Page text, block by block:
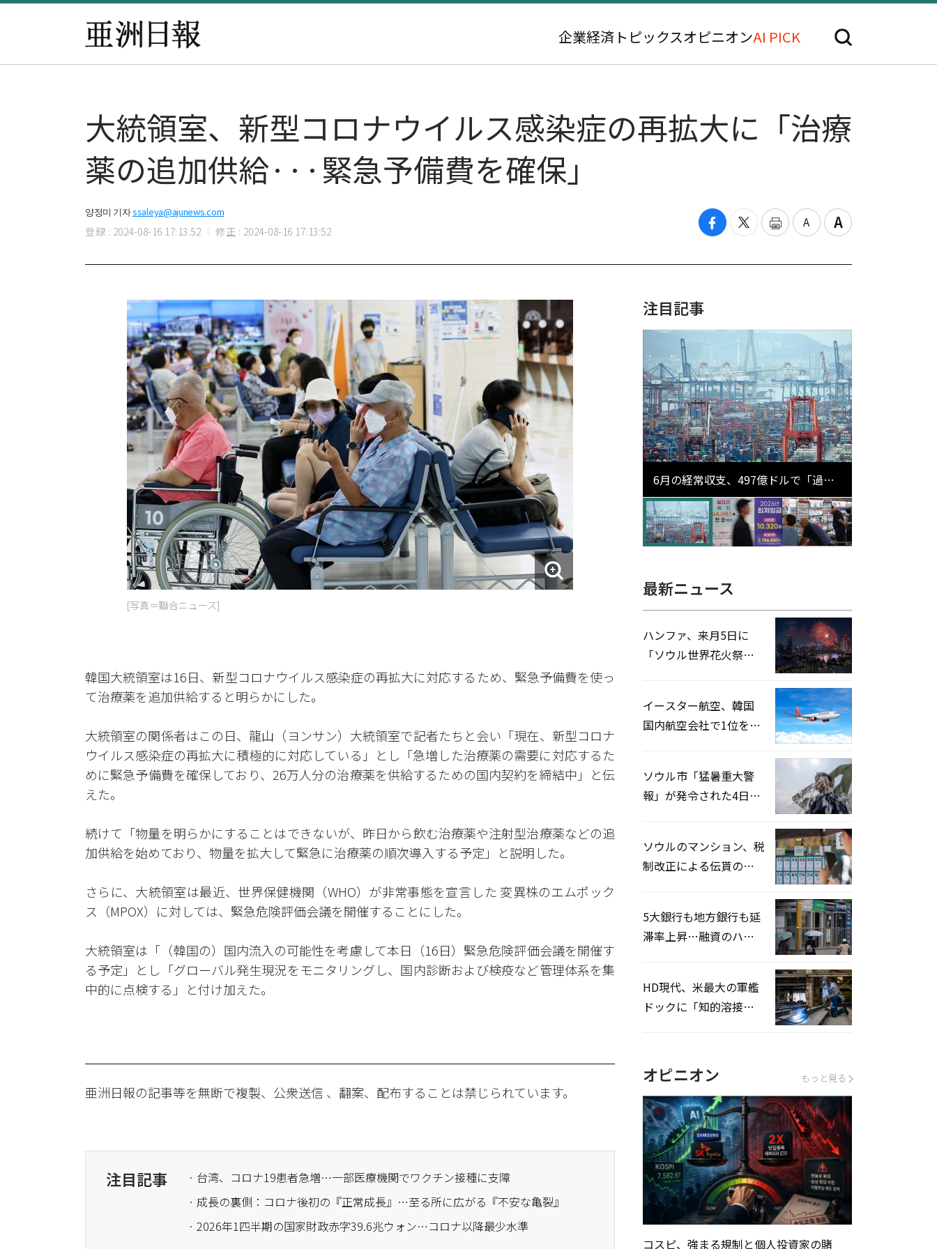
企業経済 トピックスオピニオンAI PICK
大統領室、新型コロナウイルス感染症の再拡大に「治療
薬の追加供給···緊急予備費を確保」
양정미 기자ssaleya@ajunews.com
登録 : 2024-08-16 17:13:52 修正 : 2024-08-16 17:13:52
[写真＝聯合ニュース]
韓国大統領室は16日、新型コロナウイルス感染症の再拡大に対応するため、緊急予備費を使っ
て治療薬を追加供給すると明らかにした。
大統領室の関係者はこの日、龍山（ヨンサン）大統領室で記者たちと会い「現在、新型コロナ
ウイルス感染症の再拡大に積極的に対応している」とし「急増した治療薬の需要に対応するた
めに緊急予備費を確保しており、26万人分の治療薬を供給するための国内契約を締結中」と伝
えた。
続けて「物量を明らかにすることはできないが、昨日から飲む治療薬や注射型治療薬などの追
加供給を始めており、物量を拡大して緊急に治療薬の順次導入する予定」と説明した。
さらに、大統領室は最近、世界保健機関（WHO）が非常事態を宣言した 変異株のエムポック
ス（MPOX）に対しては、緊急危険評価会議を開催することにした。
大統領室は「（韓国の）国内流入の可能性を考慮して本日（16日）緊急危険評価会議を開催す
る予定」とし「グローバル発生現況をモニタリングし、国内診断および検疫など管理体系を集
中的に点検する」と付け加えた。
亜洲日報の記事等を無断で複製、公衆送信 、翻案、配布することは禁じられています。
注目記事
· 台湾、コロナ19患者急増…一部医療機関でワクチン接種に支障
· 成長の裏側：コロナ後初の『正常成長』…至る所に広がる『不安な亀裂』
· 2026年1四半期の国家財政赤字39.6兆ウォン…コロナ以降最少水準
注目記事
6月の経常収支、497億ドルで「過去
最大」…輸出が初の1000億ドル突破
最新ニュース
ハンファ、来月5日に
「ソウル世界花火祭り
イースター航空、韓国
国内航空会社で1位を記
ソウル市「猛暑重大警
報」が発令された4日、
ソウルのマンション、税
制改正による伝貰の月
5大銀行も地方銀行も延
滞率上昇…融資のハー
HD現代、米最大の軍艦
ドックに「知的溶接」
オピニオン もっと見る
コスピ、強まる規制と個人投資家の賭